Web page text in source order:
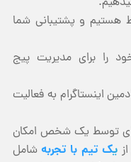
هستیم و پشتیبانی شما
را برای مدیریت پیج
اینستاگرام به فعالیت
ای توسط یک شخص امکان
یک تیم با تجربهشامل